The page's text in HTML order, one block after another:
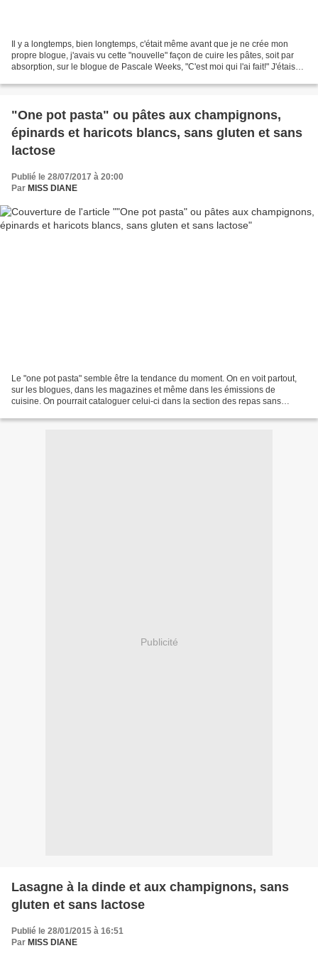
Il y a longtemps, bien longtemps, c'était même avant que je ne crée mon
propre blogue, j'avais vu cette "nouvelle" façon de cuire les pâtes, soit par
absorption, sur le blogue de Pascale Weeks, "C'est moi qui l'ai fait!" J'étais
"One pot pasta" ou pâtes aux champignons,
épinards et haricots blancs, sans gluten et sans
lactose
Publié le 28/07/2017 à 20:00
Par MISS DIANE
Le "one pot pasta" semble être la tendance du moment. On en voit partout,
sur les blogues, dans les magazines et même dans les émissions de
cuisine. On pourrait cataloguer celui-ci dans la section des repas sans
Publicité
Lasagne à la dinde et aux champignons, sans
gluten et sans lactose
Publié le 28/01/2015 à 16:51
Par MISS DIANE